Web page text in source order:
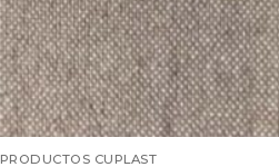
PRODUCTOS CUPLAST